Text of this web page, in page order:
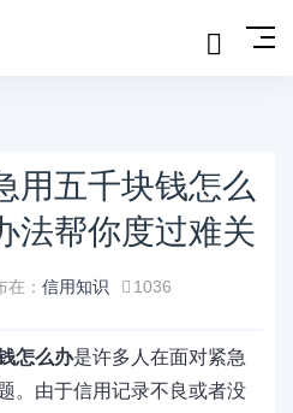
用五千块钱怎么
法帮你度过难关
在： 信用知识 1036
怎么办是许多人在面对紧急
。由于信用记录不良或者没